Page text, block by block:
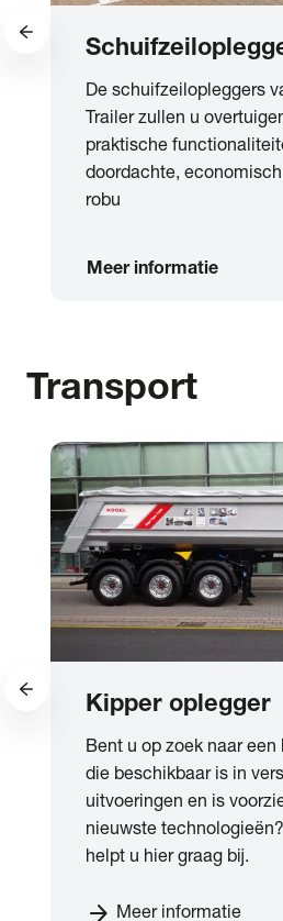
De schuifzeilopleggers
Trailer zullen u
praktische
doordachte,
robu
Meer informatie
Transport
Kipper oplegger
Bent u op zoek naar
die beschikbaar is in
uitvoeringen en is
nieuwste
helpt u hier graag bij.
arrow_forward Meer informatie